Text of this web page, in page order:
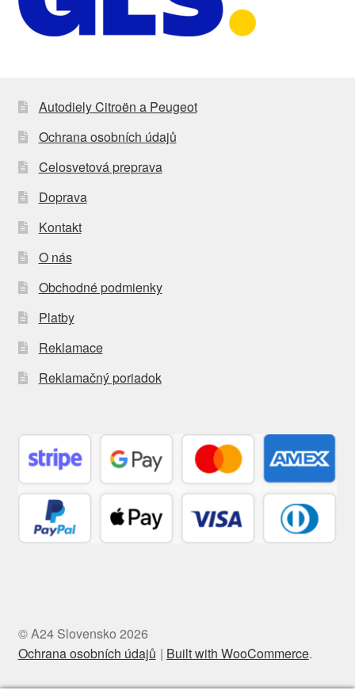
Autodiely Citroën a Peugeot
Ochrana osobních údajů
Celosvetová preprava
Doprava
Kontakt
O nás
Obchodné podmienky
Platby
Reklamace
Reklamačný poriadok
© A24 Slovensko 2026
Ochrana osobních údajů
Built with WooCommerce.